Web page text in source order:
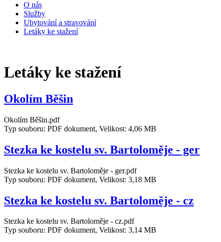
O nás
Služby
Ubytování a stravování
Letáky ke stažení
Letáky ke stažení
Okolím Běšin
Okolím Běšin.pdf
Typ souboru: PDF dokument, Velikost: 4,06 MB
Stezka ke kostelu sv. Bartoloměje - ger
Stezka ke kostelu sv. Bartoloměje - ger.pdf
Typ souboru: PDF dokument, Velikost: 3,18 MB
Stezka ke kostelu sv. Bartoloměje - cz
Stezka ke kostelu sv. Bartoloměje - cz.pdf
Typ souboru: PDF dokument, Velikost: 3,14 MB